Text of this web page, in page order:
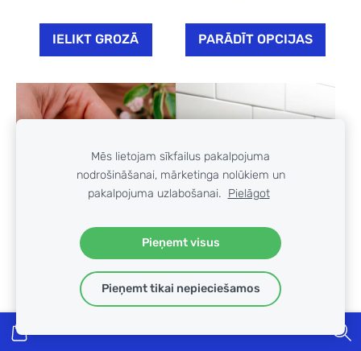
IELIKT GROZĀ PARĀDĪT OPCIJAS
Mēs lietojam sīkfailus pakalpojuma
nodrošināšanai, mārketinga nolūkiem un
pakalpojuma uzlabošanai. Pielāgot
Pieņemt visus
Pieņemt tikai nepieciešamos